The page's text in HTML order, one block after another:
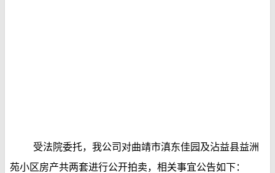
受法院委托，我公司对曲靖市滇东佳园及沾益县益洲
苑小区房产共两套进行公开拍卖，相关事宜公告如下：